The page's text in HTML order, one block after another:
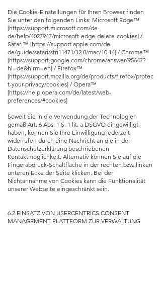
Die Cookie-Einstellungen für Ihren Browser finden
Sie unter den folgenden Links: Microsoft Edge™
[https://support.microsoft.com/de-
de/help/4027947/microsoft-edge-delete-cookies] /
Safari™ [https://support.apple.com/de-
de/guide/safari/sfri11471/12.0/mac/10.14] / Chrome™
[https://support.google.com/chrome/answer/95647?
hl=de&hlrm=en] / Firefox™
[https://support.mozilla.org/de/products/firefox/protec
t-your-privacy/cookies] / Opera™
[https://help.opera.com/de/latest/web-
preferences/#cookies]
Soweit Sie in die Verwendung der Technologien
gemäß Art. 6 Abs. 1 S. 1 lit. a DSGVO eingewilligt
haben, können Sie Ihre Einwilligung jederzeit
widerrufen durch eine Nachricht an die in der
Datenschutzerklärung beschriebenen
Kontaktmöglichkeit. Alternativ können Sie auf die
Fingerabdruck-Schaltfläche in der rechten bzw. linken
unteren Ecke der Seite klicken. Bei der
Nichtannahme von Cookies kann die Funktionalität
unserer Webseite eingeschränkt sein.
6.2 EINSATZ VON USERCENTRICS CONSENT
MANAGEMENT PLATTFORM ZUR VERWALTUNG